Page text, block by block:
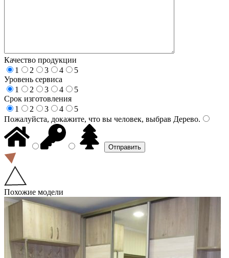
Качество продукции
1
2 3 4
5
Уровень сервиса
1
2 3 4
5
Срок изготовления
1
2 3 4
5
Пожалуйста, докажите, что вы человек, выбрав Дерево.
Похожие модели